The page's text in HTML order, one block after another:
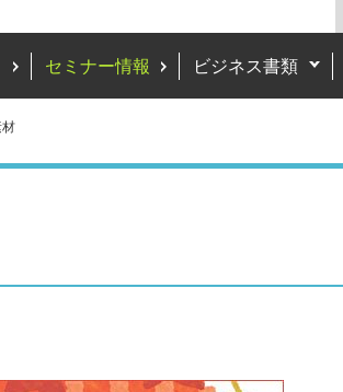
セミナー情報 ビジネス書類